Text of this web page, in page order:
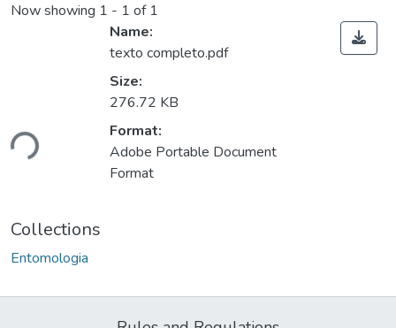
Now showing 1 - 1 of 1
Loading...
Name:
texto completo.pdf
Size:
276.72 KB
Format:
Adobe Portable Document
Format
Collections
Entomologia